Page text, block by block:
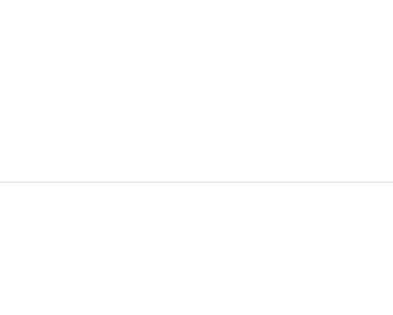
의무이기 때문에 공공장소 및 대중교통 이용시 마스크
경우..